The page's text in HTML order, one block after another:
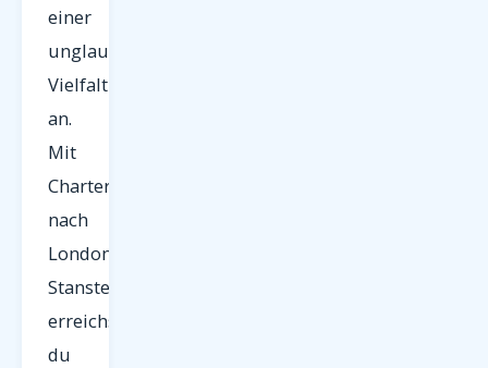
einer
unglaublichen
Vielfalt
an.
Mit
Charterflügen
nach
London
Stansted
erreichst
du